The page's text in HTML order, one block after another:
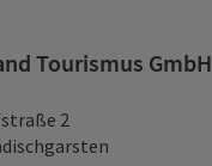
Tourismus GmbH
2